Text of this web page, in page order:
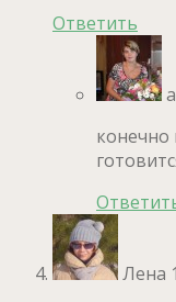
Ответить
конечно
Лена